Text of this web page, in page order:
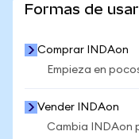
Formas de
Comprar INDAon
Empieza en
Vender INDAon
Cambia INDAon